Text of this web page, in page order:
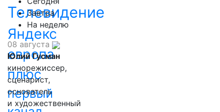
Телевидение
Яндекс
европа
плюс
первый
Завтра
На неделю
08 августа
Юлий Гусман
кинорежиссер,
сценарист,
основатель
и художественный